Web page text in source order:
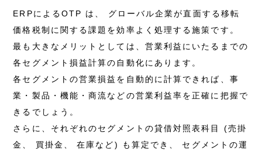
ERPによるOTP は、 グローバル企業が直面する移転
価格税制に関する課題を効率よく処理する施策です。
最も大きなメリットとしては、営業利益にいたるまでの
各セグメント損益計算の自動化にあります。
各セグメントの営業損益を自動的に計算できれば、事
業・製品・機能・商流などの営業利益率を正確に把握で
きるでしょう。
さらに、それぞれのセグメントの貸借対照表科目 (売掛
金、 買掛金、 在庫など) も算定でき、 セグメントの運